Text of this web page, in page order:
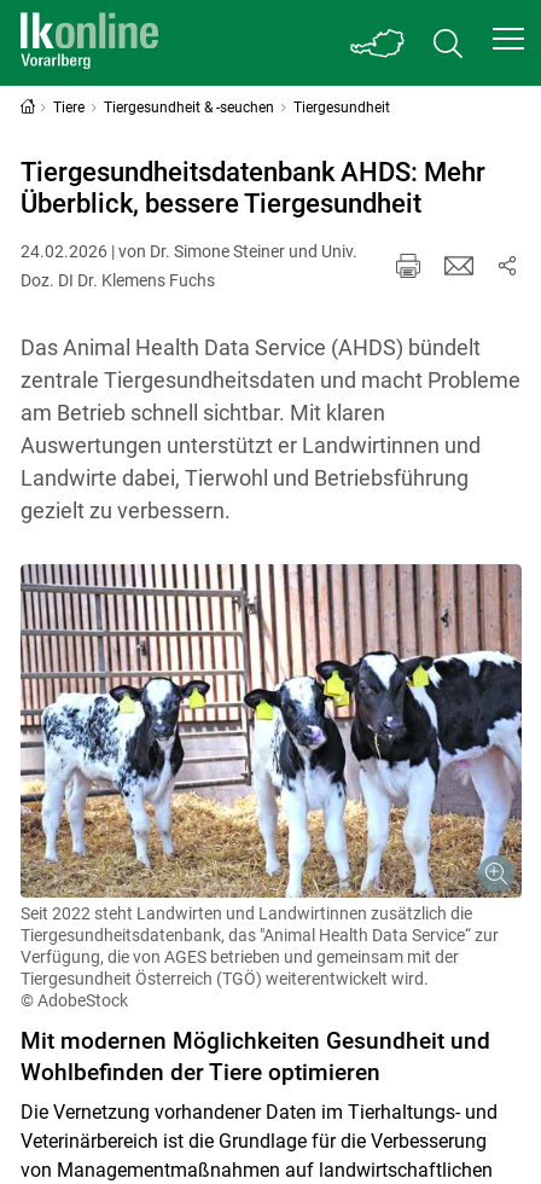
Tiere Tiergesundheit & -seuchen Tiergesundheit
Tiergesundheitsdatenbank AHDS: Mehr
Überblick, bessere Tiergesundheit
24.02.2026 | von Dr. Simone Steiner und Univ.
Doz. DI Dr. Klemens Fuchs
Das Animal Health Data Service (AHDS) bündelt
zentrale Tiergesundheitsdaten und macht Probleme
am Betrieb schnell sichtbar. Mit klaren
Auswertungen unterstützt er Landwirtinnen und
Landwirte dabei, Tierwohl und Betriebsführung
gezielt zu verbessern.
Seit 2022 steht Landwirten und Landwirtinnen zusätzlich die
Tiergesundheitsdatenbank, das "Animal Health Data Service“ zur
Verfügung, die von AGES betrieben und gemeinsam mit der
Tiergesundheit Österreich (TGÖ) weiterentwickelt wird.
© AdobeStock
Mit modernen Möglichkeiten Gesundheit und
Wohlbefinden der Tiere optimieren
Die Vernetzung vorhandener Daten im Tierhaltungs- und
Veterinärbereich ist die Grundlage für die Verbesserung
von Managementmaßnahmen auf landwirtschaftlichen